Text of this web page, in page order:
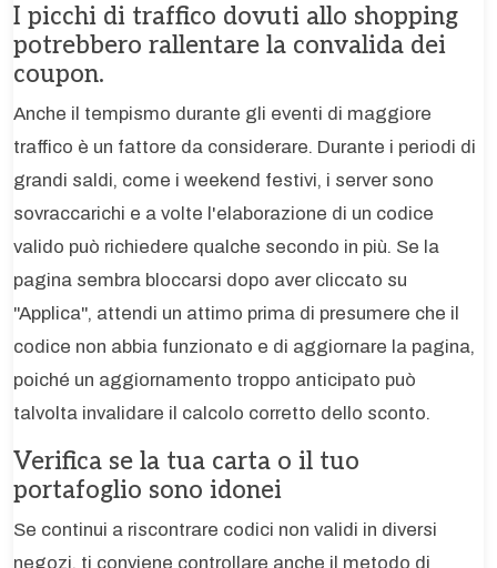
I picchi di traffico dovuti allo shopping
potrebbero rallentare la convalida dei
coupon.
Anche il tempismo durante gli eventi di maggiore
traffico è un fattore da considerare. Durante i periodi di
grandi saldi, come i weekend festivi, i server sono
sovraccarichi e a volte l'elaborazione di un codice
valido può richiedere qualche secondo in più. Se la
pagina sembra bloccarsi dopo aver cliccato su
"Applica", attendi un attimo prima di presumere che il
codice non abbia funzionato e di aggiornare la pagina,
poiché un aggiornamento troppo anticipato può
talvolta invalidare il calcolo corretto dello sconto.
Verifica se la tua carta o il tuo
portafoglio sono idonei
Se continui a riscontrare codici non validi in diversi
negozi, ti conviene controllare anche il metodo di